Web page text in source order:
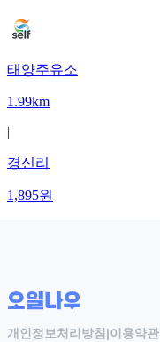
태양주유소
1.99km
|
경신리
1,895원
개인정보처리방침 |이용약관